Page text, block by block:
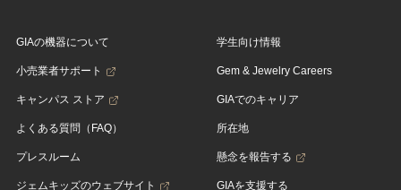
GIAの機器について
小売業者サポート
キャンパス ストア
よくある質問（FAQ）
プレスルーム
ジェムキッズのウェブサイト
学生向け情報
Gem & Jewelry Careers
GIAでのキャリア
所在地
懸念を報告する
GIAを支援する